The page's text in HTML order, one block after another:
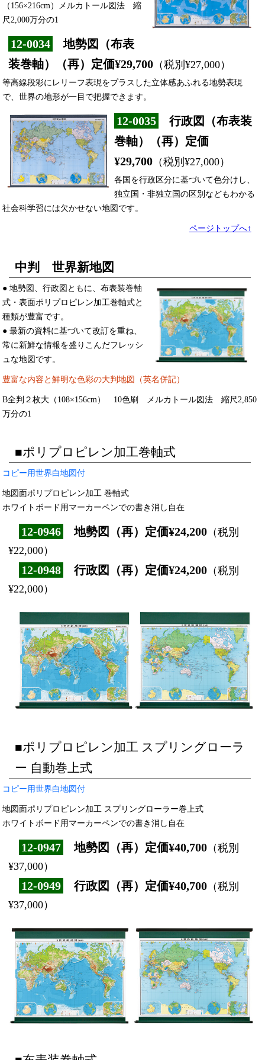
（156×216cm）メルカトール図法 縮
尺2,000万分の1
12-0034
地勢図（布表
装巻軸）（再）定価¥29,700（税別¥27,000）
等高線段彩にレリーフ表現をプラスした立体感あふれる地勢表現
で、世界の地形が一目で把握できます。
12-0035
行政図（布表装
巻軸）（再）定価
¥29,700（税別¥27,000）
各国を行政区分に基づいて色分けし、
独立国・非独立国の区別などもわかる
社会科学習には欠かせない地図です。
ページトップへ↑
中判 世界新地図
● 地勢図、行政図ともに、布表装巻軸
式・表面ポリプロピレン加工巻軸式と
種類が豊富です。
● 最新の資料に基づいて改訂を重ね、
常に新鮮な情報を盛りこんだフレッシ
ュな地図です。
豊富な内容と鮮明な色彩の大判地図（英名併記）
B全判２枚大（108×156cm） 10色刷 メルカトール図法 縮尺2,850
万分の1
■ポリプロピレン加工巻軸式
コピー用世界白地図付
地図面ポリプロピレン加工 巻軸式
ホワイトボード用マーカーペンでの書き消し自在
12-0946 地勢図（再）定価¥24,200（税別
¥22,000）
12-0948 行政図（再）定価¥24,200（税別
¥22,000）
■ポリプロピレン加工 スプリングローラ
ー 自動巻上式
コピー用世界白地図付
地図面ポリプロピレン加工 スプリングローラー巻上式
ホワイトボード用マーカーペンでの書き消し自在
12-0947 地勢図（再）定価¥40,700（税別
¥37,000）
12-0949 行政図（再）定価¥40,700（税別
¥37,000）